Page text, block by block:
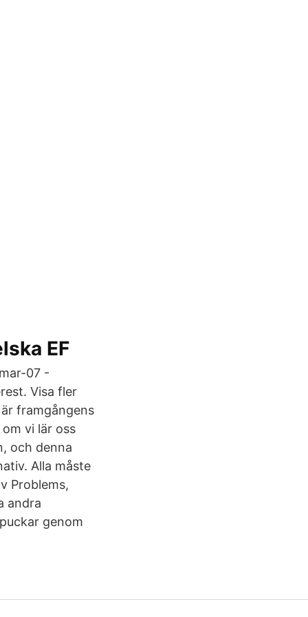
EF
07 -
Visa fler
framgångens
vi lär oss
och denna
Alla måste
Problems,
andra
genom